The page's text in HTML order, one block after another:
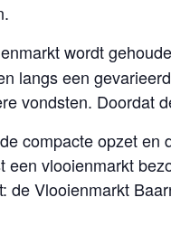
wordt
langs een
vondsten. Doordat
compacte opzet en
een vlooienmarkt
de Vlooienmarkt